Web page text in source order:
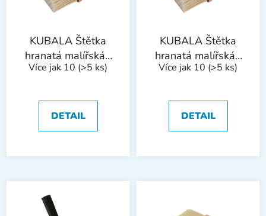
KUBALA Štětka
hranatá malířská |
180x75 mm
Více jak 10 (>5 ks)
DETAIL
KUBALA Štětka
hranatá malířská |
170x65 mm
Více jak 10 (>5 ks)
DETAIL